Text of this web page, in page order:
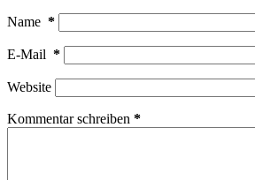
Name *
E-Mail *
Website
Kommentar schreiben *